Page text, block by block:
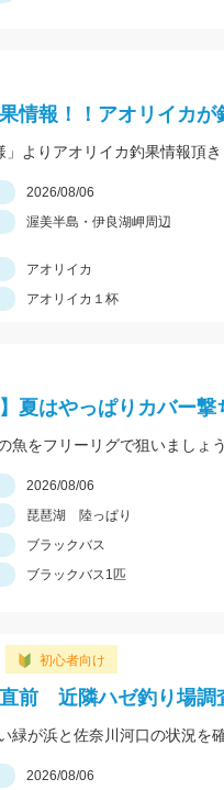
情報！！アオリイカが
2026/08/06
渥美半島・伊良湖岬周辺
アオリイカ
アオリイカ１杯
】夏はやっぱりカバー撃
魚をフリーリグで狙いましょ
2026/08/06
琵琶湖 陸っぱり
ブラックバス
ブラックバス1匹
初心者向け
前 近隣ハゼ釣り場調
2026/08/06